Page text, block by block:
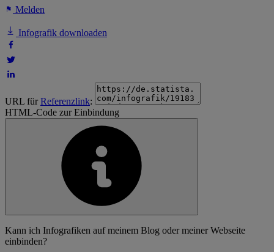
Melden
Infografik downloaden
URL fürReferenzlink:
HTML-Code zur Einbindung
Kann ich Infografiken auf meinem Blog oder meiner Webseite
einbinden?